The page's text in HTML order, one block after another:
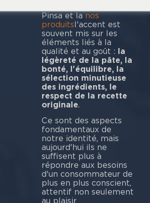
Pinsa et lanos
produitsl'accent est
souvent mis sur les
éléments liés à la
qualité et au goût : la
légèreté de la pâte, la
bonté, l'équilibre, la
sélection minutieuse
des ingrédients, le
respect de la recette
originale
Ce sont des aspects
fondamentaux de
notre identité, mais
aujourd'hui ils ne
suffisent plus à
répondre aux besoins
d'un consommateur de
plus en plus conscient,
attentif non seulement
au plaisir